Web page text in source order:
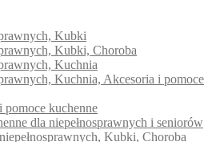
Kubki
Kubki, Choroba
Kuchnia
Kuchnia, Akcesoria i pomoce
kuchenne
dla niepełnosprawnych i seniorów
Kubki, Choroba